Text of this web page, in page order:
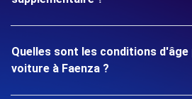
Quelles sont les conditions d'âge
voiture à Faenza ?